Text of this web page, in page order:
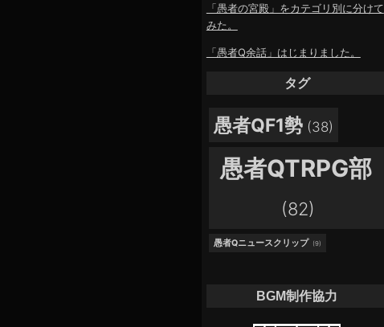
「愚者の宮殿」をカテゴリ別に分けて
みた。
「愚者Q余話」はじまりました。
タグ
愚者QF1勢 (38)
愚者QTRPG部
(82)
愚者Qニュースクリップ (9)
BGM制作協力